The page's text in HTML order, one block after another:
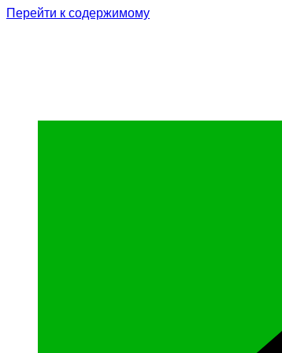
Перейти к содержимому